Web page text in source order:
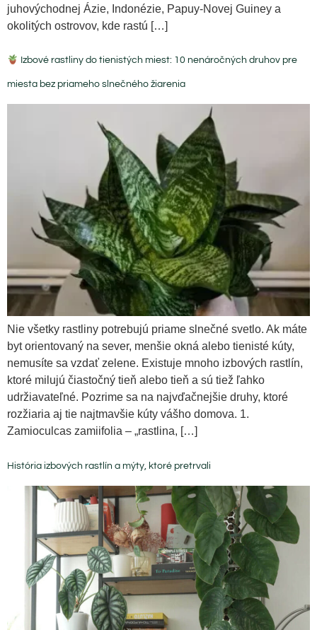
juhovýchodnej Ázie, Indonézie, Papuy-Novej Guiney a
okolitých ostrovov, kde rastú […]
Izbové rastliny do tienistých miest: 10 nenáročných druhov pre
miesta bez priameho slnečného žiarenia
Nie všetky rastliny potrebujú priame slnečné svetlo. Ak máte
byt orientovaný na sever, menšie okná alebo tienisté kúty,
nemusíte sa vzdať zelene. Existuje mnoho izbových rastlín,
ktoré milujú čiastočný tieň alebo tieň a sú tiež ľahko
udržiavateľné. Pozrime sa na najvďačnejšie druhy, ktoré
rozžiaria aj tie najtmavšie kúty vášho domova. 1.
Zamioculcas zamiifolia – „rastlina, […]
História izbových rastlín a mýty, ktoré pretrvali